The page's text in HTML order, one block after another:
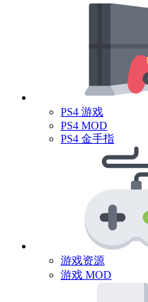
PS4 游戏
PS4 MOD
PS4 金手指
游戏资源
游戏 MOD